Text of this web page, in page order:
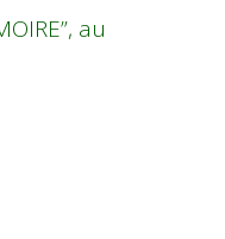
au